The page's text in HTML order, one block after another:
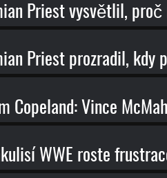
Priest vysvětlil, proč
Priest prozradil, kdy
Copeland: Vince
WWE roste